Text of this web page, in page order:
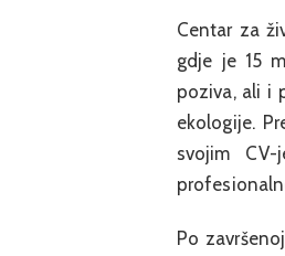
Centar za
gdje je 15
poziva, ali i
ekologije.
svojim
Po